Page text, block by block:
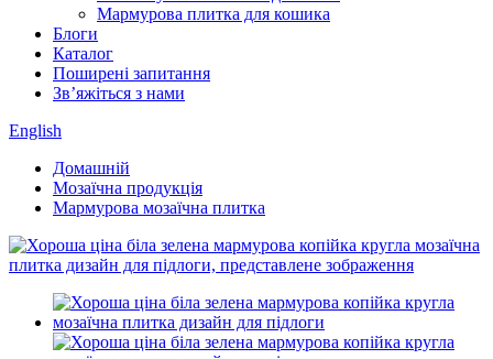
Мармурова плитка для кошика
Блоги
Каталог
Поширені запитання
Зв’яжіться з нами
English
Домашній
Мозаїчна продукція
Мармурова мозаїчна плитка